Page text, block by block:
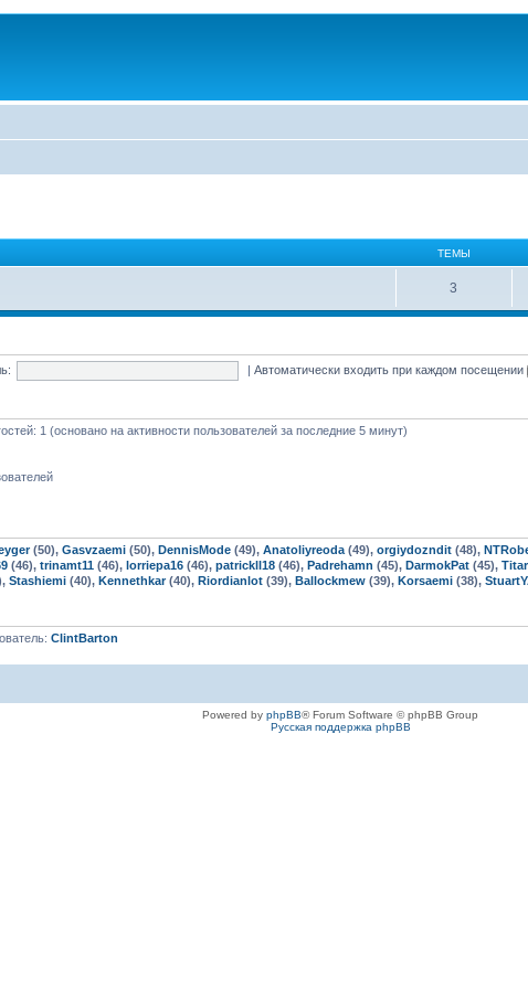
ТЕМЫ
3
|Автоматически входить при каждом посещении
1 (основано на активности пользователей за последние 5 минут)
(50), Gasvzaemi (50), DennisMode (49), Anatoliyreoda (49), orgiydozndit (48),
(46), trinamt11 (46), lorriepa16 (46), patrickll18 (46), Padrehamn (45), DarmokPat (45),
Stashiemi (40), Kennethkar(40), Riordianlot (39), Ballockmew (39), Korsaemi (38),
ClintBarton
Powered by phpBB® Forum Software © phpBB Group
Русская поддержка phpBB